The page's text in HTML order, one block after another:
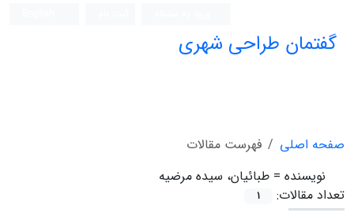
گفتمان طراحی شهری
صفحه اصلی
فهرست مقالات
نویسنده = طبائیان، سیده مرضیه
تعداد مقالات:
1